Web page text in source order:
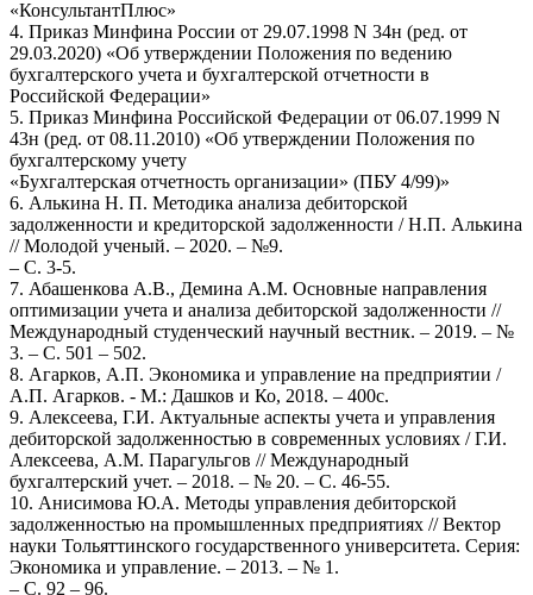
«КонсультантПлюс»
4. Приказ Минфина России от 29.07.1998 N 34н (ред. от
29.03.2020) «Об утверждении Положения по ведению
бухгалтерского учета и бухгалтерской отчетности в
Российской Федерации»
5. Приказ Минфина Российской Федерации от 06.07.1999 N
43н (ред. от 08.11.2010) «Об утверждении Положения по
бухгалтерскому учету
«Бухгалтерская отчетность организации» (ПБУ 4/99)»
6. Алькина Н. П. Методика анализа дебиторской
задолженности и кредиторской задолженности / Н.П. Алькина
// Молодой ученый. – 2020. – №9.
– С. 3-5.
7. Абашенкова А.В., Демина А.М. Основные направления
оптимизации учета и анализа дебиторской задолженности //
Международный студенческий научный вестник. – 2019. – №
3. – С. 501 – 502.
8. Агарков, А.П. Экономика и управление на предприятии /
А.П. Агарков. - М.: Дашков и Ко, 2018. – 400с.
9. Алексеева, Г.И. Актуальные аспекты учета и управления
дебиторской задолженностью в современных условиях / Г.И.
Алексеева, А.М. Парагульгов // Международный
бухгалтерский учет. – 2018. – № 20. – С. 46-55.
10. Анисимова Ю.А. Методы управления дебиторской
задолженностью на промышленных предприятиях // Вектор
науки Тольяттинского государственного университета. Серия:
Экономика и управление. – 2013. – № 1.
– С. 92 – 96.